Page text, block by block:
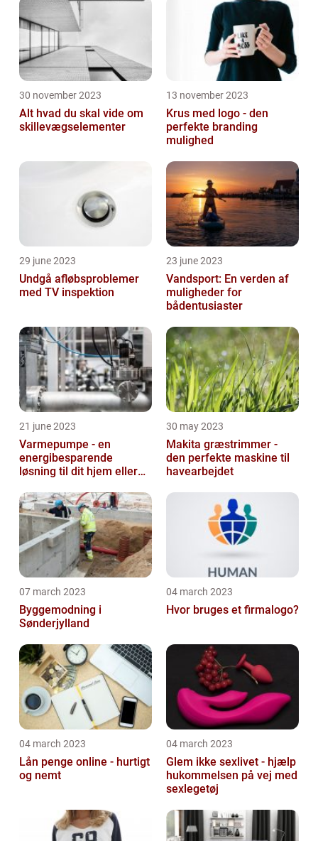
30 november 2023
Alt hvad du skal vide om
skillevægselementer
13 november 2023
Krus med logo - den
perfekte branding
mulighed
29 june 2023
Undgå afløbsproblemer
med TV inspektion
23 june 2023
Vandsport: En verden af
muligheder for
bådentusiaster
21 june 2023
Varmepumpe - en
energibesparende
løsning til dit hjem eller
30 may 2023
Makita græstrimmer -
den perfekte maskine til
havearbejdet
07 march 2023
Byggemodning i
Sønderjylland
04 march 2023
Hvor bruges et firmalogo?
04 march 2023
Lån penge online - hurtigt
og nemt
04 march 2023
Glem ikke sexlivet - hjælp
hukommelsen på vej med
sexlegetøj